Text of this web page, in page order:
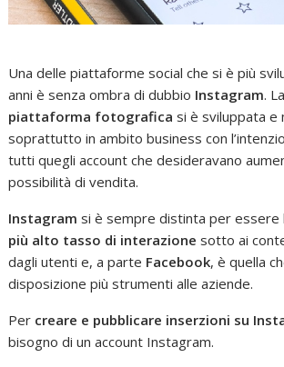
Una delle piattaforme social che si è più
anni è senza ombra di dubbio Instagram.
piattaforma fotografica si è sviluppata e
soprattutto in ambito business con
tutti quegli account che desideravano
possibilità di vendita.
Instagram si è sempre distinta per essere
più alto tasso di interazione sotto ai
dagli utenti e, a parte Facebook, è quella
disposizione più strumenti alle aziende.
Per creare e pubblicare inserzioni su
bisogno di un account Instagram.